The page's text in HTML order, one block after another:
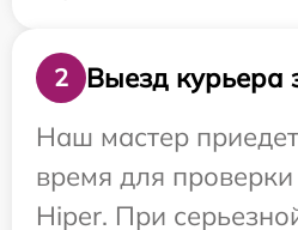
2
Выезд курьера
Наш мастер
время для проверки
Hiper. При